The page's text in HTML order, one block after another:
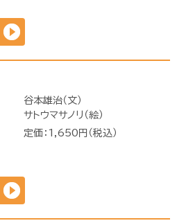
谷本雄治（文）
サトウマサノリ（絵）
定価：1,650円（税込）